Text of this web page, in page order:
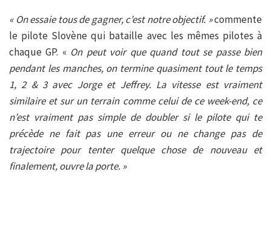
« On essaie tous de gagner, c’est notre objectif. »commente
le pilote Slovène qui bataille avec les mêmes pilotes à
chaque GP. « On peut voir que quand tout se passe bien
pendant les manches, on termine quasiment tout le temps
1, 2 & 3 avec Jorge et Jeffrey. La vitesse est vraiment
similaire et sur un terrain comme celui de ce week-end, ce
n’est vraiment pas simple de doubler si le pilote qui te
précède ne fait pas une erreur ou ne change pas de
trajectoire pour tenter quelque chose de nouveau et
finalement, ouvre la porte. »